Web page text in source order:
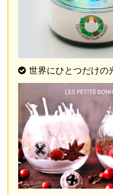
世界にひとつだけの